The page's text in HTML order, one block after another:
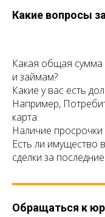
Какие вопросы
Какая общая сумма
и займам?
Какие у вас есть
Например,
карта.
Наличие просрочки
Есть ли имущество
сделки за
Обращаться к